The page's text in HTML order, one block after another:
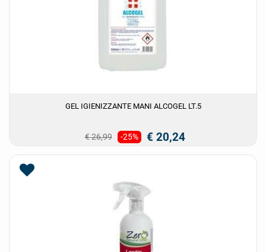
GEL IGIENIZZANTE MANI ALCOGEL LT.5
€ 26,99 -25% € 20,24